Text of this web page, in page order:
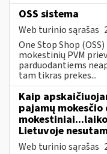
OSS sistema
Web turinio sąrašas
One Stop Shop
mokestinių PVM
parduodantiems
tam tikras prekes...
Kaip
pajamų
Lietuvoje
Web turinio sąrašas